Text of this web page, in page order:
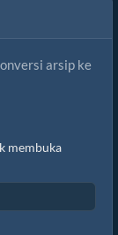
arsip ke
membuka